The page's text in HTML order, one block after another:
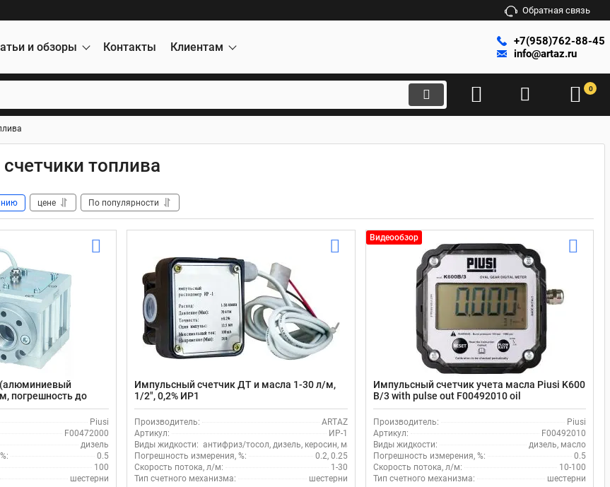
Обратная связь
и обзоры Контакты Клиентам
+7(958)762-88-45
info@artaz.ru
0
топлива
цене По популярности
погрешность до
Piusi
F00472000
дизель
0.5
100
шестерни
Импульсный счетчик ДТ и масла 1-30 л/м,
1/2", 0,2% ИР1
Производитель:
ARTAZ
Артикул:
ИР-1
Виды жидкости: антифриз/тосол, дизель, керосин, масло, моющие жидкости
Погрешность измерения, %:
0.2, 0.25
Скорость потока, л/м:
1-30
Тип счетного механизма:
шестерни
Видеообзор
Импульсный счетчик учета масла Piusi K600
B/3 with pulse out F00492010 oil
Производитель:
Piusi
Артикул:
F00492010
Виды жидкости:
дизель, масло
Погрешность измерения, %:
0.5
Скорость потока, л/м:
10-100
Тип счетного механизма:
шестерни